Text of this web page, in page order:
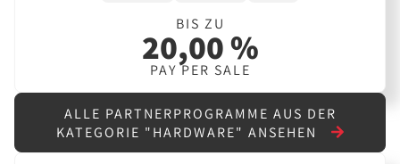
BIS ZU
20,00 %
PAY PER SALE
ALLE PARTNERPROGRAMME AUS DER
KATEGORIE "HARDWARE" ANSEHEN